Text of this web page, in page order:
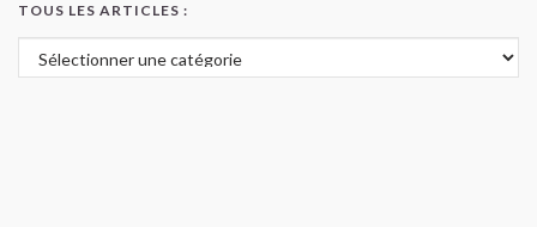
TOUS LES ARTICLES :
Tous les articles :